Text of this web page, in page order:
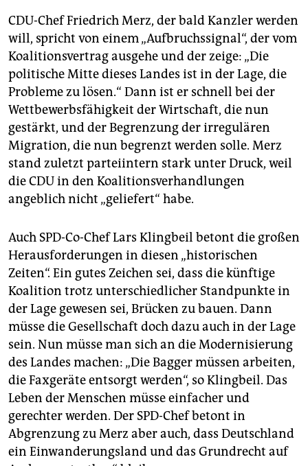
CDU-Chef Friedrich Merz, der bald Kanzler werden
will, spricht von einem „Aufbruchssignal“, der vom
Koalitionsvertrag ausgehe und der zeige: „Die
politische Mitte dieses Landes ist in der Lage, die
Probleme zu lösen.“ Dann ist er schnell bei der
Wettbewerbsfähigkeit der Wirtschaft, die nun
gestärkt, und der Begrenzung der irregulären
Migration, die nun begrenzt werden solle. Merz
stand zuletzt parteiintern stark unter Druck, weil
die CDU in den Koalitionsverhandlungen
angeblich nicht „geliefert“ habe.
Auch SPD-Co-Chef Lars Klingbeil betont die großen
Herausforderungen in diesen „historischen
Zeiten“. Ein gutes Zeichen sei, dass die künftige
Koalition trotz unterschiedlicher Standpunkte in
der Lage gewesen sei, Brücken zu bauen. Dann
müsse die Gesellschaft doch dazu auch in der Lage
sein. Nun müsse man sich an die Modernisierung
des Landes machen: „Die Bagger müssen arbeiten,
die Faxgeräte entsorgt werden“, so Klingbeil. Das
Leben der Menschen müsse einfacher und
gerechter werden. Der SPD-Chef betont in
Abgrenzung zu Merz aber auch, dass Deutschland
ein Einwanderungsland und das Grundrecht auf